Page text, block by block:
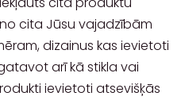
cita Jūsu vajadzībām
dizainus kas ievietoti
arī kā stikla vai
ievietoti atsevišķās